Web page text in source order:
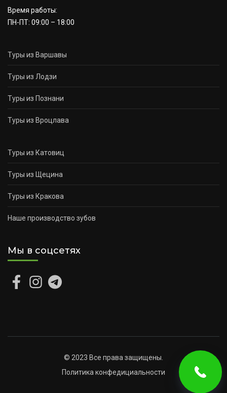
Время работы:
ПН-ПТ: 09:00 – 18:00
Туры из Варшавы
Туры из Лодзи
Туры из Познани
Туры из Вроцлава
Туры из Катовиц
Туры из Щецина
Туры из Кракова
Наше производство зубов
Мы в соцсетях
© 2023 Все права защищены.
Политика конфедициальности